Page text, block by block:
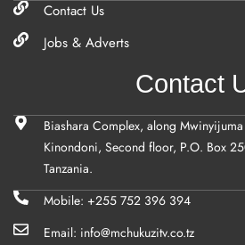
Contact Us
Jobs & Adverts
Contact
Biashara Complex, along
Kinondoni, Second floor, P.O. Box
Tanzania.
Mobile: +255 752 396 394
Email: info@mchukuzitv.co.tz